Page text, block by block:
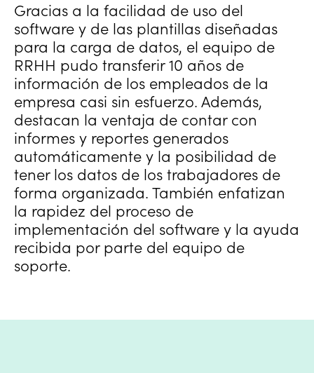
Gracias a la facilidad de uso del
software y de las plantillas diseñadas
para la carga de datos, el equipo de
RRHH pudo transferir 10 años de
información de los empleados de la
empresa casi sin esfuerzo. Además,
destacan la ventaja de contar con
informes y reportes generados
automáticamente y la posibilidad de
tener los datos de los trabajadores de
forma organizada. También enfatizan
la rapidez del proceso de
implementación del software y la ayuda
recibida por parte del equipo de
soporte.